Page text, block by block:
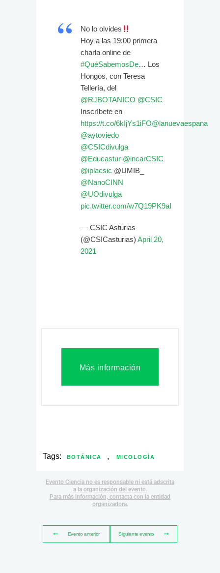
No lo olvides
Hoy a las 19:00 primera
charla online de
#QuéSabemosDe… Los
Hongos, con Teresa
Tellería, del
@RJBOTANICO @CSIC
Inscríbete en
https://t.co/6kIjYs1iFO@lanuevaespana
@aytoviedo
@CSICdivulga
@Educastur @incarCSIC
@iplacsic @UMIB_
@NanoCINN
@UOdivulga
pic.twitter.com/w7Q19PK9aI
— CSIC Asturias
(@CSICasturias) April 20,
2021
Más información
Tags: BOTÁNICA , MICOLOGÍA
Evento Ciencia no es responsable ni está adscrita
a la organización del evento.
Para más información, contacta con la entidad
organizadora.
Evento anterior Siguiente evento